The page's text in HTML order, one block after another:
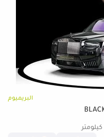
البريميوم